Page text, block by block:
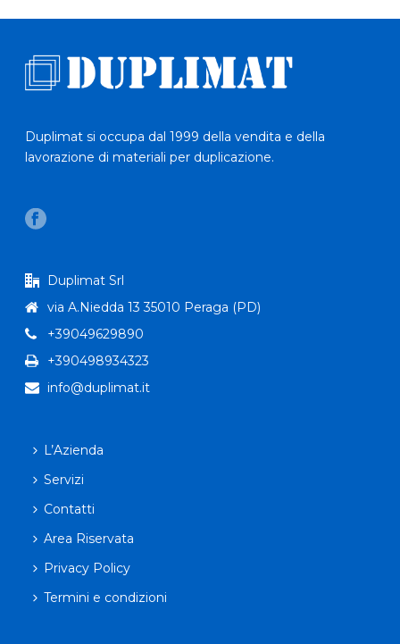
Duplimat si occupa dal 1999 della vendita e della
lavorazione di materiali per duplicazione.
Duplimat Srl
via A.Niedda 13 35010 Peraga (PD)
+39049629890
+390498934323
info@duplimat.it
L’Azienda
Servizi
Contatti
Area Riservata
Privacy Policy
Termini e condizioni